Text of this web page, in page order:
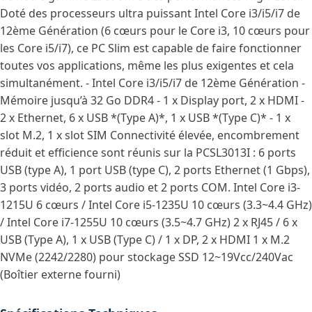
Doté des processeurs ultra puissant Intel Core i3/i5/i7 de
12ème Génération (6 cœurs pour le Core i3, 10 cœurs pour
les Core i5/i7), ce PC Slim est capable de faire fonctionner
toutes vos applications, même les plus exigentes et cela
simultanément. - Intel Core i3/i5/i7 de 12ème Génération -
Mémoire jusqu’à 32 Go DDR4 - 1 x Display port, 2 x HDMI -
2 x Ethernet, 6 x USB *(Type A)*, 1 x USB *(Type C)* - 1 x
slot M.2, 1 x slot SIM Connectivité élevée, encombrement
réduit et efficience sont réunis sur la PCSL3013I : 6 ports
USB (type A), 1 port USB (type C), 2 ports Ethernet (1 Gbps),
3 ports vidéo, 2 ports audio et 2 ports COM. Intel Core i3-
1215U 6 cœurs / Intel Core i5-1235U 10 cœurs (3.3~4.4 GHz)
/ Intel Core i7-1255U 10 cœurs (3.5~4.7 GHz) 2 x RJ45 / 6 x
USB (Type A), 1 x USB (Type C) / 1 x DP, 2 x HDMI 1 x M.2
NVMe (2242/2280) pour stockage SSD 12~19Vcc/240Vac
(Boîtier externe fourni)